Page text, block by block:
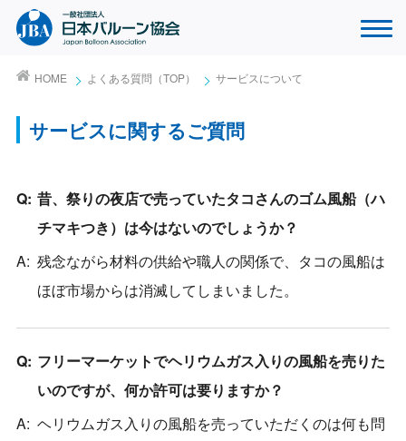
HOME よくある質問（TOP） サービスについて
サービスに関するご質問
昔、祭りの夜店で売っていたタコさんのゴム風船（ハ
チマキつき）は今はないのでしょうか？
残念ながら材料の供給や職人の関係で、タコの風船は
ほぼ市場からは消滅してしまいました。
フリーマーケットでヘリウムガス入りの風船を売りた
いのですが、何か許可は要りますか？
ヘリウムガス入りの風船を売っていただくのは何も問